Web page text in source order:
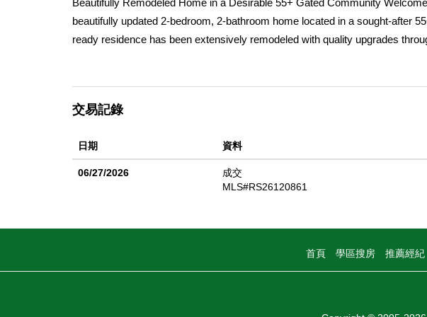
Beautifully Remodeled Home in a Desirable 55+ Gated Community
beautifully updated 2-bedroom, 2-bathroom home located in a sought-after
ready residence has been extensively remodeled with quality upgrades
finishes and fixtures. Whether you're looking for a full-time residence or a
a beautifully updated home in the heart of Desert Hot Springs!
交易記錄
日期 資料
06/27/2026
成交
MLS#RS26120861
首頁 學區搜房 推薦經紀